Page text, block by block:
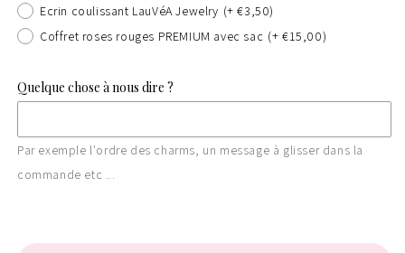
Ecrin coulissant LauVéA Jewelry (+ €3,50)
Coffret roses rouges PREMIUM avec sac (+ €15,00)
Quelque chose à nous dire ?
Par exemple l'ordre des charms, un message à glisser dans la
commande etc ...